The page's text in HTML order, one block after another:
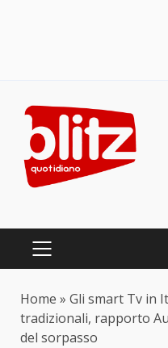
content
PRIMARY
Home » Gli smart Tv in
tradizionali, rapporto
del sorpasso